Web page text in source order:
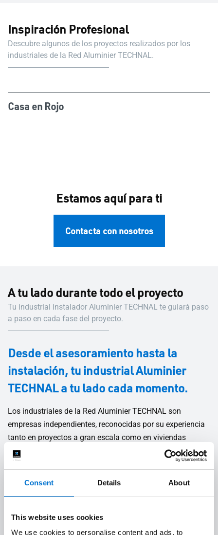
Consent Details About
This website uses cookies
We use cookies to personalise content and ads, to
Inspiración Profesional
Descubre algunos de los proyectos realizados por los
industriales de la Red Aluminier TECHNAL.
Casa en Rojo
Estamos aquí para ti
Contacta con nosotros
A tu lado durante todo el proyecto
Tu industrial instalador Aluminier TECHNAL te guiará paso
a paso en cada fase del proyecto.
Desde el asesoramiento hasta la
instalación, tu industrial Aluminier
TECHNAL a tu lado cada momento.
Los industriales de la Red Aluminier TECHNAL son
empresas independientes, reconocidas por su experiencia
tanto en proyectos a gran escala como en viviendas
individuales. Fabrican los sistemas de carpintería de
aluminio a medida en sus propios talleres y los instalan
en obra.